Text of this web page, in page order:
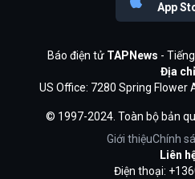
App
Báo điện tử TAPNews -
Địa
US Office: 7280 Spring Flower
© 1997-2024. Toàn bộ bản
Giới thiệuChính
Liên
Điện thoại: